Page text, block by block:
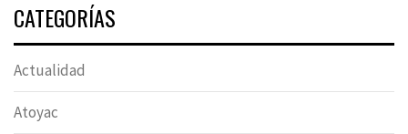
CATEGORÍAS
Actualidad
Atoyac